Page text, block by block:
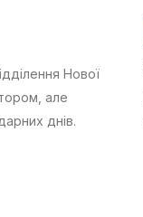
Нової
але
днів.